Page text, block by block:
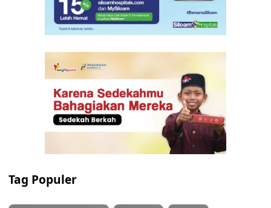
Tag Populer